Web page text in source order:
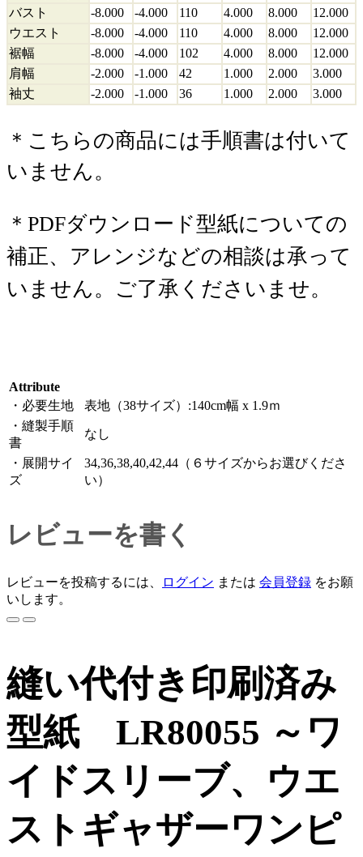
バスト
-8.000 -4.000 110 4.000 8.000
12.000
ウエスト
-8.000 -4.000 110 4.000 8.000
12.000
裾幅
-8.000 -4.000 102 4.000 8.000
12.000
肩幅
-2.000 -1.000 42 1.000 2.000
3.000
袖丈
-2.000 -1.000 36 1.000 2.000 3.000
＊こちらの商品には手順書は付いて
いません。
＊PDFダウンロード型紙についての
補正、アレンジなどの相談は承って
いません。ご了承くださいませ。
Attribute
・必要生地
表地（38サイズ）:140cm幅 x 1.9ｍ
・縫製手順
書
なし
・展開サイ
ズ
34,36,38,40,42,44（６サイズからお選びくださ
い）
レビューを書く
レビューを投稿するには、 ログイン または 会員登録 をお願
いします。
縫い代付き印刷済み
型紙 LR80055 ～ワ
イドスリーブ、ウエ
ストギャザーワンピ